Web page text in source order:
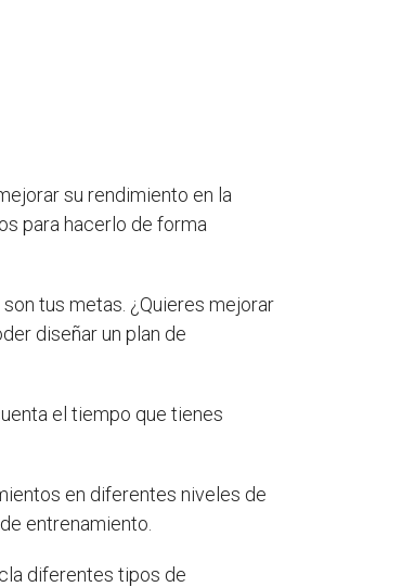
su rendimiento en la
para hacerlo de forma
tus metas. ¿Quieres mejorar
diseñar un plan de
el tiempo que tienes
en diferentes niveles de
entrenamiento.
diferentes tipos de